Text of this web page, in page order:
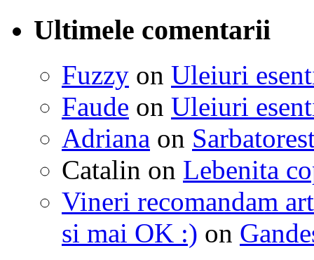
Ultimele comentarii
Fuzzy on Uleiuri
Faude on Uleiuri
Adriana on
Catalin on Lebenita
Vineri recomandam
si mai OK :) on